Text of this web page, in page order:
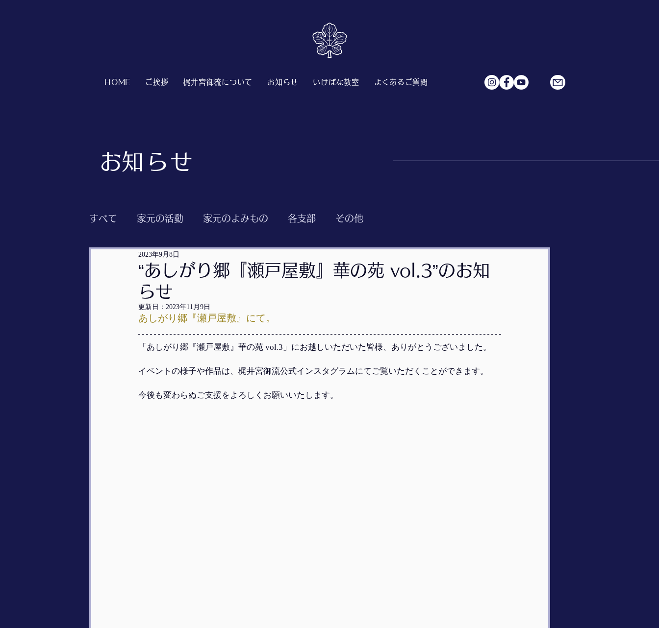
HOME ご挨拶 梶井宮御流について お知らせ いけばな教室 よくあるご質問
​お知らせ
すべて 家元の活動 家元のよみもの 各支部 その他
“あしがり郷『瀬戸屋敷』華の苑 vol.3”のお知
らせ
2023年9月8日
更新日： 2023年11月9日
あしがり郷『瀬戸屋敷』にて。
「あしがり郷『瀬戸屋敷』華の苑 vol.3」にお越しいただいた皆様、ありがとうございました。
イベントの様子や作品は、梶井宮御流公式インスタグラムにてご覧いただくことができます。
今後も変わらぬご支援をよろしくお願いいたします。